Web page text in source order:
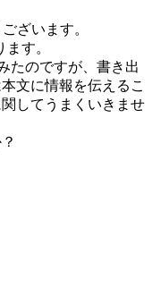
ざいます。
す。
たのですが、書き出
文に情報を伝えるこ
してうまくいきませ